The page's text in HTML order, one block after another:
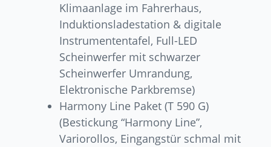
Klimaanlage im Fahrerhaus,
Induktionsladestation & digitale
Instrumententafel, Full-LED
Scheinwerfer mit schwarzer
Scheinwerfer Umrandung,
Elektronische Parkbremse)
Harmony Line Paket (T 590 G)
(Bestickung “Harmony Line”,
Variorollos, Eingangstür schmal mit